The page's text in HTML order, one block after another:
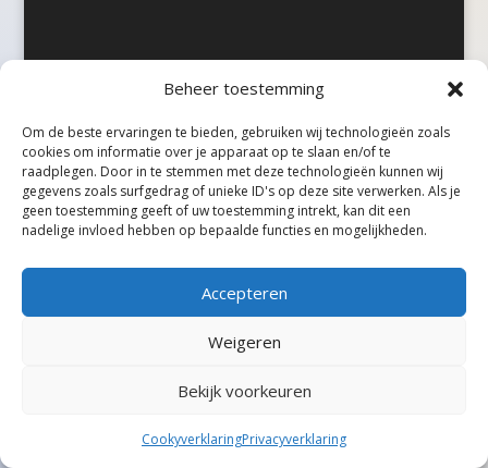
Beheer toestemming
Om de beste ervaringen te bieden, gebruiken wij technologieën zoals
cookies om informatie over je apparaat op te slaan en/of te
raadplegen. Door in te stemmen met deze technologieën kunnen wij
gegevens zoals surfgedrag of unieke ID's op deze site verwerken. Als je
geen toestemming geeft of uw toestemming intrekt, kan dit een
nadelige invloed hebben op bepaalde functies en mogelijkheden.
Accepteren
Weigeren
Bekijk voorkeuren
CookyverklaringPrivacyverklaring
©Taxireview, alle rechten voorbehouden.